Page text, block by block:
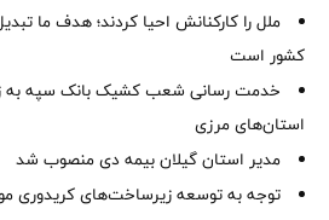
ملل را کارکنانش احیا کردند؛ هدف ما
کشور است
خدمت رسانی شعب کشیک بانک سپه به
استان‌‌های مرزی
‌مدیر استان گیلان بیمه دی منصوب شد
توجه به توسعه زیرساخت‌های کریدوری